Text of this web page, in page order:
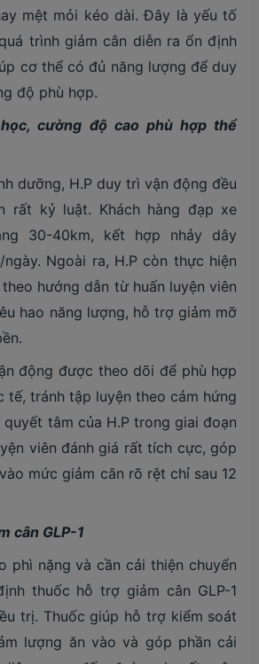
mệt mỏi kéo dài. Đây là yếu tố
trình giảm cân diễn ra ổn định
cơ thể có đủ năng lượng để duy
độ phù hợp.
cường độ cao phù hợp thể
dưỡng, H.P duy trì vận động đều
rất kỷ luật. Khách hàng đạp xe
30-40km, kết hợp nhảy dây
Ngoài ra, H.P còn thực hiện
hướng dẫn từ huấn luyện viên
hao năng lượng, hỗ trợ giảm mỡ
động được theo dõi để phù hợp
tế, tránh tập luyện theo cảm hứng
quyết tâm của H.P trong giai đoạn
viên đánh giá rất tích cực, góp
mức giảm cân rõ rệt chỉ sau 12
cân GLP-1
phì nặng và cần cải thiện chuyển
thuốc hỗ trợ giảm cân GLP-1
trị. Thuốc giúp hỗ trợ kiểm soát
lượng ăn vào và góp phần cải